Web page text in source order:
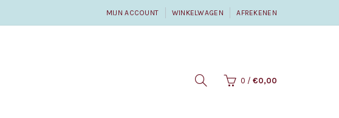
MIJN ACCOUNT WINKELWAGEN AFREKENEN
0 / €0,00